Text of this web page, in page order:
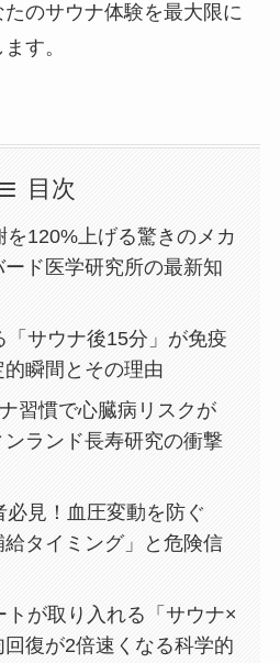
のサウナ体験を最大限に
す。
目次
を120%上げる驚きのメカ
ド医学研究所の最新知
「サウナ後15分」が免疫
瞬間とその理由
習慣で心臓病リスクが
ランド長寿研究の衝撃
見！血圧変動を防ぐ
給タイミング」と危険信
トが取り入れる「サウナ×
復が2倍速くなる科学的